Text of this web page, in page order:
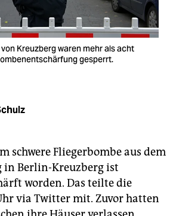
Kreuzberg waren mehr als acht
gesperrt.
schwere Fliegerbombe aus dem
in Berlin-Kreuzberg ist
worden. Das teilte die
via Twitter mit. Zuvor hatten